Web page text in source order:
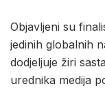
Objavljeni su
jedinih globalnih
dodjeljuje žiri
urednika medija